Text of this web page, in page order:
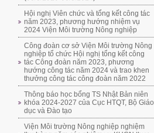
Hội nghị Viên chức và tổng kết công tác
năm 2023, phương hướng nhiệm vụ
2024 Viện Môi trường Nông nghiệp
Công đoàn cơ sở Viện Môi trường Nông
nghiệp tổ chức Hội nghị tổng kết công
tác Công đoàn năm 2023, phương
hướng công tác năm 2024 và trao khen
thưởng công tác công đoàn năm 2022
Thông báo học bổng TS Nhật Bản niên
khóa 2024-2027 của Cục HTQT, Bộ Giáo
dục và Đào tạo
Viện Môi trường Nông nghiệp nghiệm